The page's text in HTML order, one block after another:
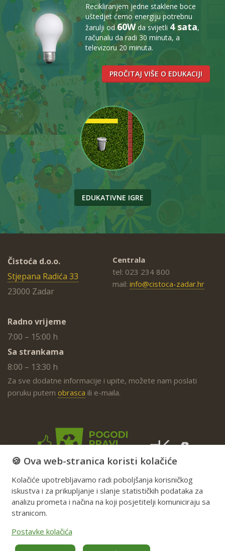
Recikliranjem jedne staklene boce
uštedjet ćemo energiju potrebnu
žarulji od60Wda svijetli 4 sata,
računalu da radi 30 minuta, a
televizoru 20 minuta.
PROČITAJ VIŠE O EDUKACIJI
EDUKATIVNE IGRE
Čistoća d.o.o.
Stjepana Radića 33
23000 Zadar
Radno vrijeme
7:00 – 15:00 h
Sa strankama
8:00 – 13:30 h
Centrala
tel: 023 234 800
mail: info@cistoca-zadar.hr
Za sve dodatne informacije i upite, možete nam poslati
poruku putem obrasca ili e-maila.
🍪 Ova web-stranica koristi kolačiće
Kolačiće upotrebljavamo radi poboljšanja korisničkog
iskustva i za prikupljanje i slanje statističkih podataka za
analizu prometa i načina na koji posjetitelji komuniciraju sa
stranicom.
Postavke kolačića